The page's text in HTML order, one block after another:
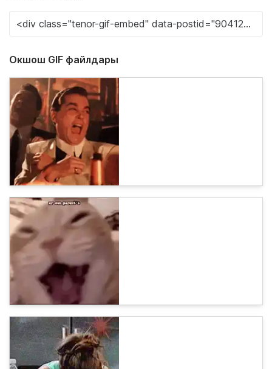
Окшош GIF файлдары